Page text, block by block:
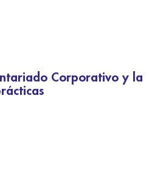
Corporativo y la